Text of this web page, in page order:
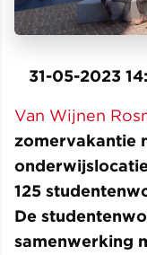
31-05-2023
Van Wijnen
zomervakantie
125
De
samenwerking